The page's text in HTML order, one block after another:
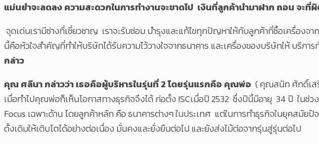
แม่นยำจะลดลง ความสะดวกในการทำงานจะขาดไป เงินที่ลูกค้านำมาฝาก ถอน จะที่
จุดเด่นเรามีช่างที่เชี่ยวชาญ เราจะรับซ่อม บำรุงและแก้ไขทุกปัญหาให้กับลูกค้าที่ซื้อเครื่อง
นี้คือหัวใจสำคัญที่ทำให้บริษัทได้รับความไว้วางใจจากธนาคาร และเครื่องของบริษัทให้ บริก
กล่าว
คุณ ศลีนา กล่าวว่า เธอคือผู้บริหารในรุ่นที่2 โดยรุ่นแรกคือ คุณพ่อ ( คุณสนิท ศักดิ์เส
เมื่อทำไปคุณพ่อก็เห็นโอกาสทางธุรกิจจึงได้ ก่อตั้ง ISCเมื่อปี 2532 ซึ่งปีนี้มีอายุ 34 ปี ในช่
Focus เฉพาะด้าน โดยลูกค้าหลัก คือ ธนาคารต่างๆ ในประเทศ แต่ในการทำธุรกิจในยุคสมั
ดั้งเดิมให้เติบโตได้อย่างต่อเนื่อง มั่นคงและยั่งยืนต่อไป และยังส่งไม้ต่อจากรุ่นสู่รุ่นต่อไป